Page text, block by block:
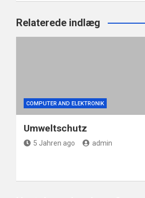
Relaterede indlæg
COMPUTER AND ELEKTRONIK
Umweltschutz
5 Jahren ago admin